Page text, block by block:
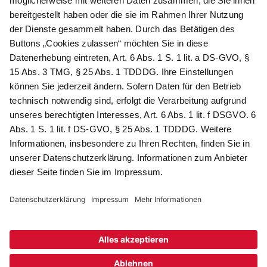
Als Dankeschön für Ihr D&K Newsletter-Abo
erhalten Sie ein 10 € -Gutschein:
Das sind Ihre Vorteile
@ Newsletter Abonnieren
Wir verarbeiten Ihre Daten gemäß unserer
Datenschutzerklärung .
Preise zzgl. gesetzlich gültiger MwSt., zzgl.